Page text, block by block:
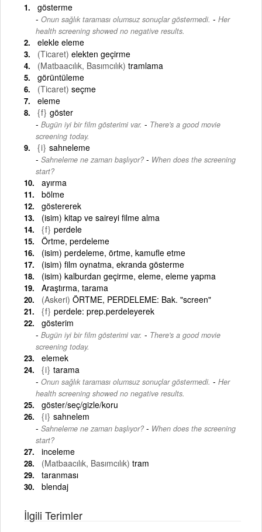
gösterme
Onun sağlık taraması olumsuz sonuçlar göstermedi. - Her
health screening showed no negative results.
elekle eleme
(Ticaret) elekten geçirme
(Matbaacılık, Basımcılık) tramlama
görüntüleme
(Ticaret) seçme
eleme
{f} göster
Bugün iyi bir film gösterimi var. - There's a good movie
screening today.
{i} sahneleme
Sahneleme ne zaman başlıyor? - When does the screening
start?
ayırma
bölme
göstererek
(isim) kitap ve saireyi filme alma
{f} perdele
Örtme, perdeleme
(isim) perdeleme, örtme, kamufle etme
(isim) film oynatma, ekranda gösterme
(isim) kalburdan geçirme, eleme, eleme yapma
Araştırma, tarama
(Askeri) ÖRTME, PERDELEME: Bak. "screen"
{f} perdele: prep.perdeleyerek
gösterim
Bugün iyi bir film gösterimi var. - There's a good movie
screening today.
elemek
{i} tarama
Onun sağlık taraması olumsuz sonuçlar göstermedi. - Her
health screening showed no negative results.
göster/seç/gizle/koru
{i} sahnelem
Sahneleme ne zaman başlıyor? - When does the screening
start?
inceleme
(Matbaacılık, Basımcılık) tram
taranması
blendaj
İlgili Terimler